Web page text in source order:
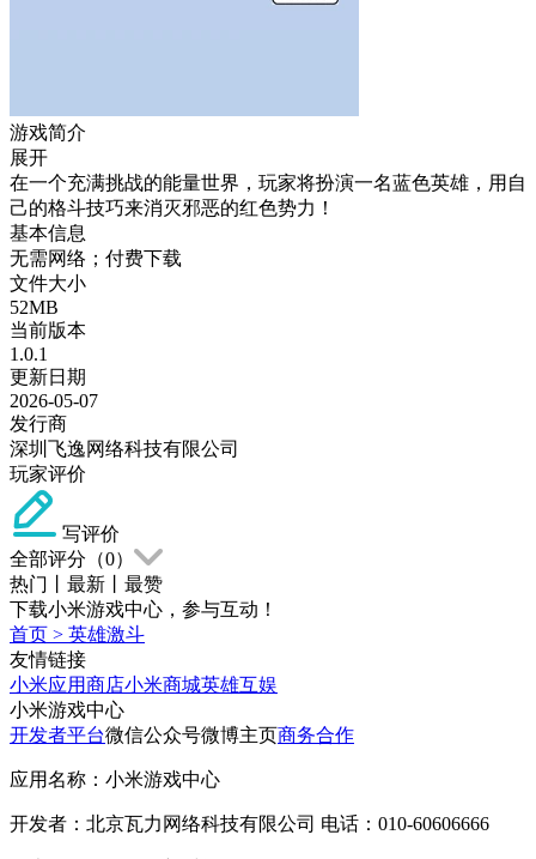
游戏简介
展开
在一个充满挑战的能量世界，玩家将扮演一名蓝色英雄，用自
己的格斗技巧来消灭邪恶的红色势力！
基本信息
无需网络；付费下载
文件大小
52MB
当前版本
1.0.1
更新日期
2026-05-07
发行商
深圳飞逸网络科技有限公司
玩家评价
写评价
全部评分（0）
热门
最新
最赞
下载小米游戏中心，参与互动！
首页 > 英雄激斗
友情链接
小米应用商店小米商城英雄互娱
小米游戏中心
开发者平台微信公众号微博主页商务合作
应用名称：小米游戏中心
开发者：北京瓦力网络科技有限公司 电话：010-60606666